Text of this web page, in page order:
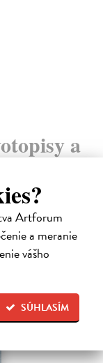
Artforum
a meranie
vášho
SÚHLASÍM
a
na sklade